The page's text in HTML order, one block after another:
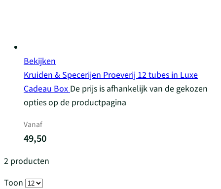
Bekijken
Kruiden & Specerijen Proeverij 12 tubes in Luxe
Cadeau Box De prijs is afhankelijk van de gekozen
opties op de productpagina
Vanaf
49,50
2 producten
Toon